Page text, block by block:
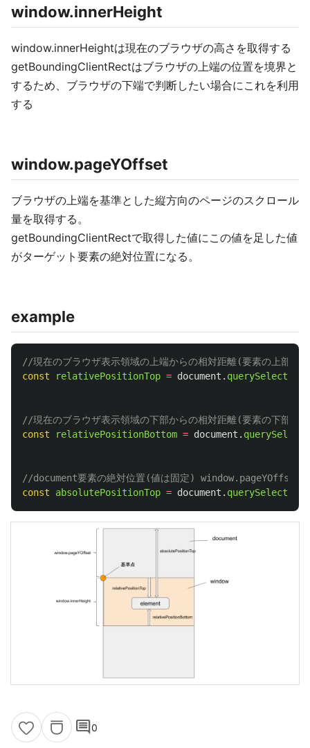
window.innerHeight
window.innerHeightは現在のブラウザの高さを取得する
getBoundingClientRectはブラウザの上端の位置を境界と
するため、ブラウザの下端で判断したい場合にこれを利用
する
window.pageYOffset
ブラウザの上端を基準とした縦方向のページのスクロール
量を取得する。
getBoundingClientRectで取得した値にこの値を足した値
がターゲット要素の絶対位置になる。
example
//現在のブラウザ表示領域の上端からの相対距離(要素の上部が
const
relativePositionTop = document . querySelector
//現在のブラウザ表示領域の下部からの相対距離(要素の下部
const
relativePositionBottom = document .
//document要素の絶対位置(値は固定) window.pageYOffsetは
const
absolutePositionTop = document . querySelector
comment0